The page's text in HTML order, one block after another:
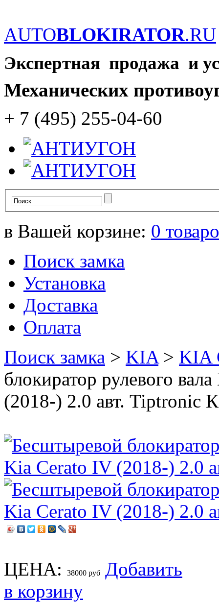
AUTOBLOKIRATOR.RU
Экспертная продажа и
Механических
+ 7 (495) 255-04-60
в Вашей корзине: 0
Поиск замка
Установка
Доставка
Оплата
Поиск замка > KIA > KIA
блокиратор рулевого
(2018-) 2.0 авт. Tiptroniс
ЦЕНА: 38000 руб
Добавить
в корзину